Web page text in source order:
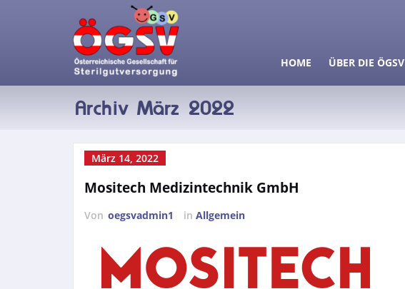
HOME ÜBER DIE ÖGSV
Archiv März 2022
März 14, 2022
Mositech Medizintechnik GmbH
Von oegsvadmin1 in Allgemein